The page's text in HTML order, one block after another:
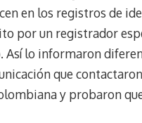
en los registros de
por un registrador
Así lo informaron
que
y probaron